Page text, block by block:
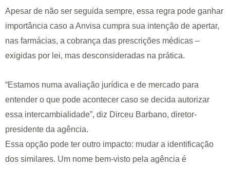
Apesar de não ser seguida sempre, essa regra pode ganhar
importância caso a Anvisa cumpra sua intenção de apertar,
nas farmácias, a cobrança das prescrições médicas –
exigidas por lei, mas desconsideradas na prática.
“Estamos numa avaliação jurídica e de mercado para
entender o que pode acontecer caso se decida autorizar
essa intercambialidade”, diz Dirceu Barbano, diretor-
presidente da agência.
Essa opção pode ter outro impacto: mudar a identificação
dos similares. Um nome bem-visto pela agência é